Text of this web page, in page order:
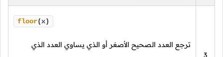
3
floor(x)
ترجع العدد الصحيح الأصغر أو الذي يساوي العدد الذي